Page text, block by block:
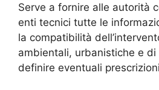
Serve a fornire alle autorità
enti tecnici tutte le
la compatibilità
ambientali, urbanistiche e
definire eventuali